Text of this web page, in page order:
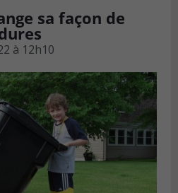
sa façon de
à 12h10